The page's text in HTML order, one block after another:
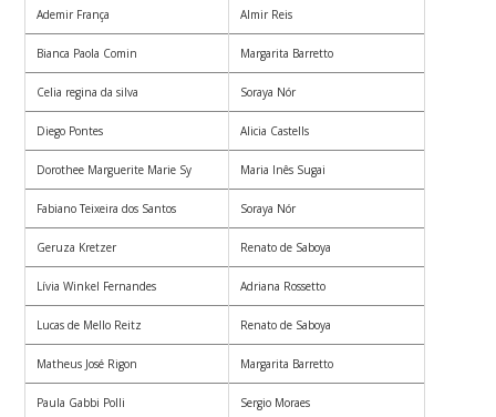
Ademir França Almir Reis
Bianca Paola Comin Margarita Barretto
Celia regina da silva Soraya Nór
Diego Pontes Alicia Castells
Dorothee Marguerite Marie Sy Maria Inês Sugai
Fabiano Teixeira dos Santos Soraya Nór
Geruza Kretzer Renato de Saboya
Lívia Winkel Fernandes Adriana Rossetto
Lucas de Mello Reitz Renato de Saboya
Matheus José Rigon Margarita Barretto
Paula Gabbi Polli Sergio Moraes